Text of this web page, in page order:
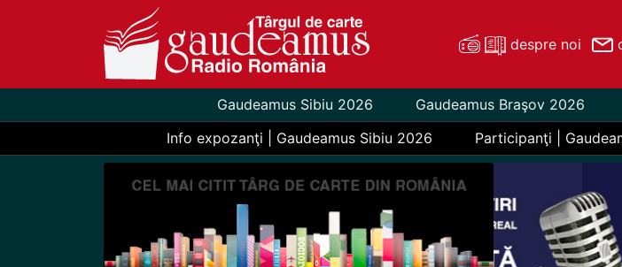
despre noi
Gaudeamus Sibiu 2026 Gaudeamus Braşov 2026
Info expozanţi | Gaudeamus Sibiu 2026
Participanţi |